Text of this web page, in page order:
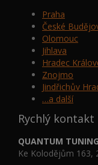
Praha
České
Olomouc
Jihlava
Hradec
Znojmo
Jindřichův
…a další
Rychlý kontakt
QUANTUM
Ke Kolodějům 163,